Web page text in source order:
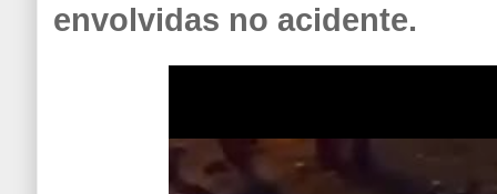
envolvidas no acidente.